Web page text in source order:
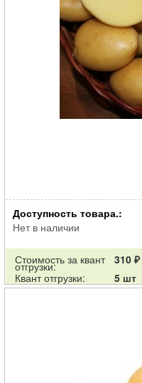
Картофель семенной
Доступность товара.:
Нет в наличии
Стоимость за квант
отгрузки:
310 ₽
Квант отгрузки:
5 шт